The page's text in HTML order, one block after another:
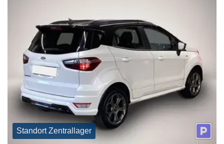
Standort Zentrallager